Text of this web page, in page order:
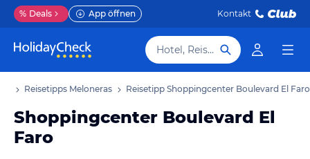
% Deals App öffnen Kontakt
Hotel, Reiseziel
Reisetipps Meloneras Reisetipp Shoppingcenter Boulevard El Faro
Shoppingcenter Boulevard El
Faro